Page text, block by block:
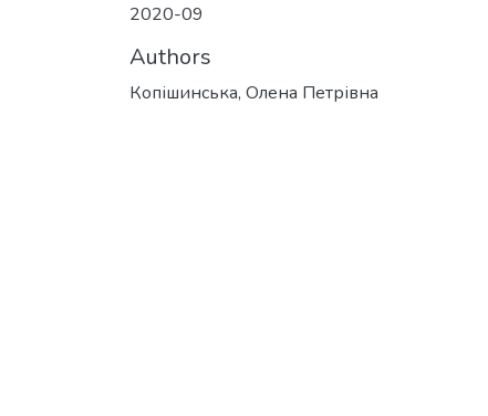
2020-09
Authors
Копішинська, Олена Петрівна